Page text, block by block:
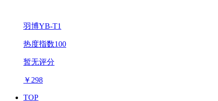
羽博YB-T1
热度指数100
暂无评分
￥ 298
TOP